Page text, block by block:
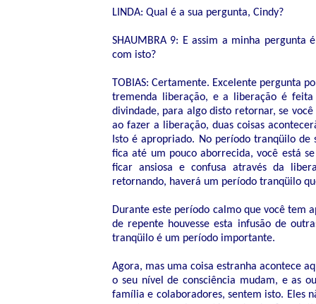
LINDA: Qual é a sua pergunta, Cindy?
SHAUMBRA 9: E assim a minha
com isto?
TOBIAS: Certamente. Excelente pergunta
tremenda liberação, e a liberação é
divindade, para algo disto retornar, se
ao fazer a liberação, duas coisas
Isto é apropriado. No período tranqüilo de
fica até um pouco aborrecida, você está
ficar ansiosa e confusa através da
retornando, haverá um período tranqüilo
Durante este período calmo que você tem
de repente houvesse esta infusão de
tranqüilo é um período importante.
Agora, mas uma coisa estranha acontece
o seu nível de consciência mudam, e as
família e colaboradores, sentem isto. Eles